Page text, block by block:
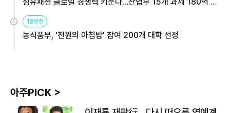
18분전
농식품부, '천원의 아침밥' 참여 200개 대학 선정
아주PICK >